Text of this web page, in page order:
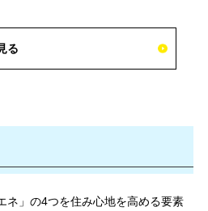
る
ネ」の4つを住み心地を高める要素